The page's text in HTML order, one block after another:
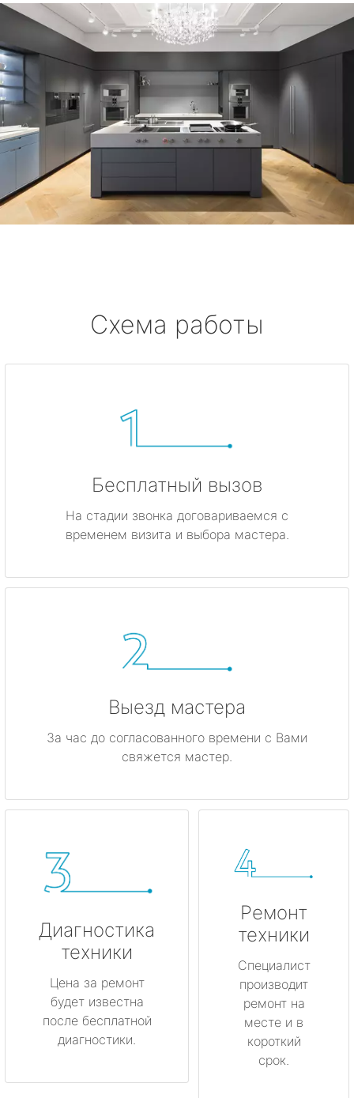
Схема работы
Бесплатный вызов
На стадии звонка договариваемся с
временем визита и выбора мастера.
Выезд мастера
За час до согласованного времени с Вами
свяжется мастер.
Диагностика
техники
Цена за ремонт
будет известна
после бесплатной
диагностики.
Ремонт
техники
Специалист
производит
ремонт на
месте и в
короткий
срок.